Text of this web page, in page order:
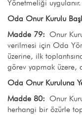
Yönetmeliği uygulanır.
Oda Onur Kurulu
Madde 79: Onur
verilmesi için Oda
üzerine, ilk
görev yapmak üzere,
Oda Onur Kuruluna
Madde 80: Onur
herhangi bir özürle